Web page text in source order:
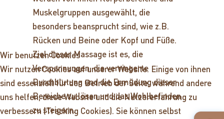
Muskelgruppen ausgewählt, die
besonders beansprucht sind, wie z.B.
Rücken und Beine oder Kopf und Füße.
Ziel dieser Massage ist es, die
Verspannungen, die verringerte
Durchblutung und die Ermüdung dieser
Bereiche zu lösen und das Wohlbefinden
zu steigern.
Wir benutzen Cookies
Wir nutzen Cookies auf unserer Website. Einige von ihnen
sind essenziell für den Betrieb der Seite, während andere
uns helfen, diese Website und die Nutzererfahrung zu
verbessern (Tracking Cookies). Sie können selbst